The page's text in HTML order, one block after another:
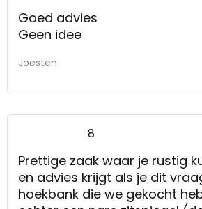
Goed advies
Geen idee
Joesten
8
Prettige zaak waar je rustig
en advies krijgt als je dit
hoekbank die we gekocht